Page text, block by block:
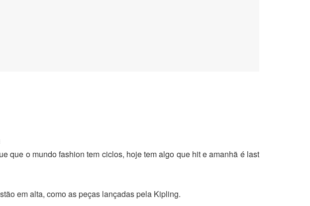
que o mundo fashion tem ciclos, hoje tem algo que hit e amanhã é last
em alta, como as peças lançadas pela Kipling.